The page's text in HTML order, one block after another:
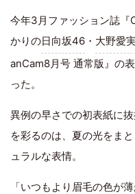
今年3月ファッション誌『
かりの日向坂46 ・ 大野愛実
anCam8月号 通常版』の
った。
異例の早さでの初表紙に
を彩るのは、夏の光をま
ュラルな表情。
「いつもより眉毛の色が